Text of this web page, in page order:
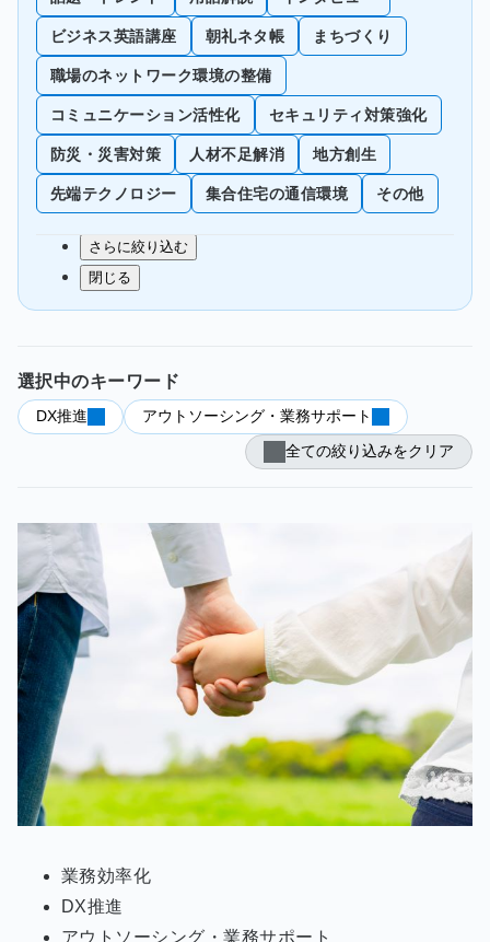
ビジネス英語講座 朝礼ネタ帳 まちづくり
職場のネットワーク環境の整備
コミュニケーション活性化 セキュリティ対策強化
防災・災害対策 人材不足解消 地方創生
先端テクノロジー 集合住宅の通信環境 その他
さらに絞り込む
閉じる
選択中のキーワード
DX推進
アウトソーシング・業務サポート
全ての絞り込みをクリア
業務効率化
DX推進
アウトソーシング・業務サポート